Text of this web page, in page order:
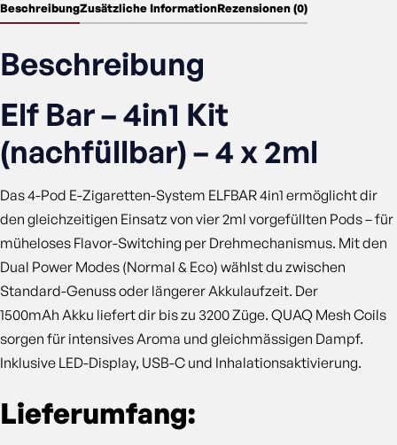
BeschreibungZusätzliche InformationRezensionen (0)
Beschreibung
Elf Bar – 4in1 Kit
(nachfüllbar) – 4 x 2ml
Das 4-Pod E-Zigaretten-System ELFBAR 4in1 ermöglicht dir
den gleichzeitigen Einsatz von vier 2ml vorgefüllten Pods – für
müheloses Flavor-Switching per Drehmechanismus. Mit den
Dual Power Modes (Normal & Eco) wählst du zwischen
Standard-Genuss oder längerer Akkulaufzeit. Der
1500mAh Akku liefert dir bis zu 3200 Züge. QUAQ Mesh Coils
sorgen für intensives Aroma und gleichmässigen Dampf.
Inklusive LED-Display, USB-C und Inhalationsaktivierung.
Lieferumfang: